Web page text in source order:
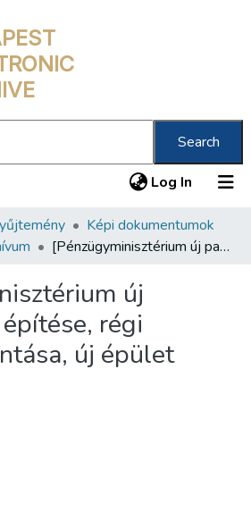
Search
Log In (current)
Képi dokumentumok
[Pénzügyminisztérium új palotájának építése, régi épületek bontása, új épület építése]
új
régi
új épület